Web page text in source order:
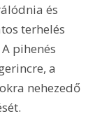
és
terhelés
pihenés
a
nehezedő